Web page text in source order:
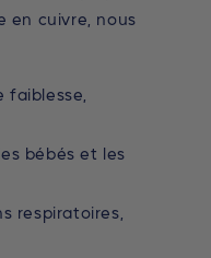
en cuivre, nous
faiblesse,
bébés et les
respiratoires,